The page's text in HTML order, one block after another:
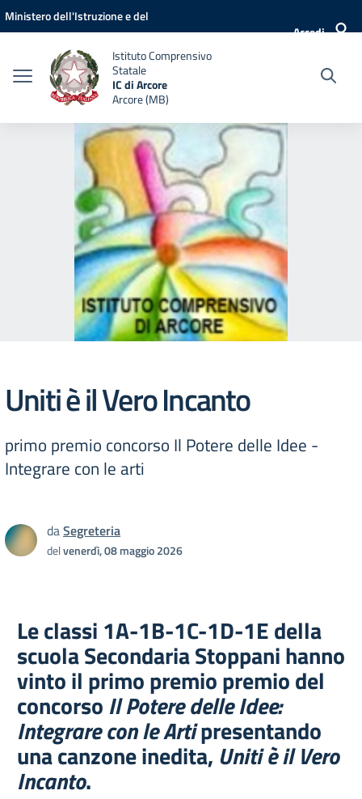
Vai ai contenuti
Vai al menu di navigazione
Vai al footer
Ministero dell'Istruzione e del
Accedi
Istituto Comprensivo
Statale
IC di Arcore
Arcore (MB)
Uniti è il Vero Incanto
primo premio concorso Il Potere delle Idee -
Integrare con le arti
daSegreteria
delvenerdì, 08 maggio 2026
Le classi 1A-1B-1C-1D-1E della
scuola Secondaria Stoppani hanno
vinto il primo premio premio del
concorso Il Potere delle Idee:
Integrare con le Artipresentando
una canzone inedita, Uniti è il Vero
Incanto.